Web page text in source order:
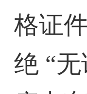
格证
绝 “